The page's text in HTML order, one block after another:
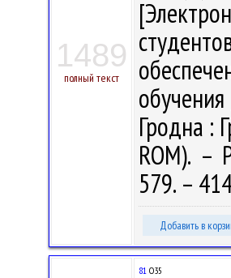
1489
полный текст
Гродна :
ROM). –
579. –
Добавить в
81 О35